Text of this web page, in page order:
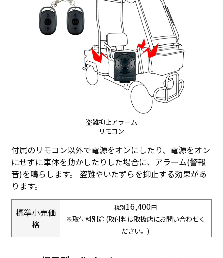
盗難抑止アラーム
リモコン
付属のリモコン以外で電源をオンにしたり、電源をオン
にせずに車体を動かしたりした場合に、アラーム(警報
音)を鳴らします。 盗難やいたずらを抑止する効果があ
ります。
標準小売価
格
16,400
※取付料別途 (取付料は取扱店にお問い合わせく
ださい。)